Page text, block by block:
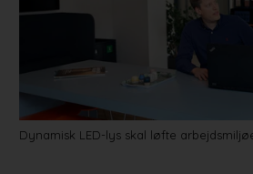
Dynamisk LED-lys skal løfte